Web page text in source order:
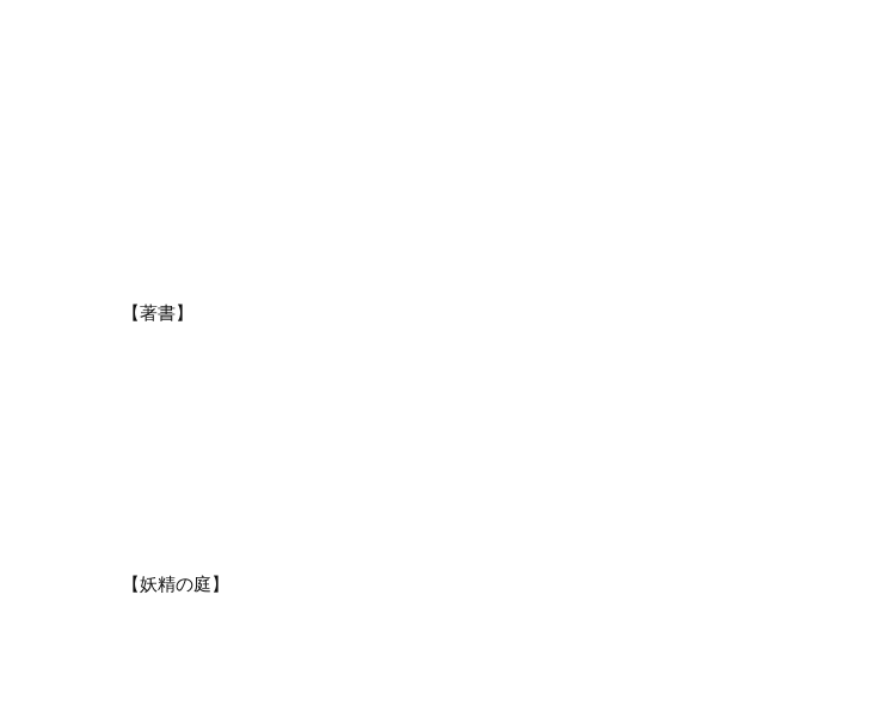
【著書】
【妖精の庭】